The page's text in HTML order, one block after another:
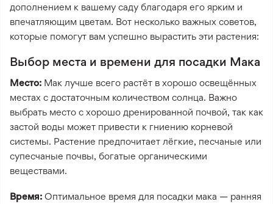
дополнением к вашему саду благодаря его ярким и
впечатляющим цветам. Вот несколько важных советов,
которые помогут вам успешно вырастить эти растения:
Выбор места и времени для посадки Мака
Место: Мак лучше всего растёт в хорошо освещённых
местах с достаточным количеством солнца. Важно
выбрать место с хорошо дренированной почвой, так как
застой воды может привести к гниению корневой
системы. Растение предпочитает лёгкие, песчаные или
супесчаные почвы, богатые органическими
веществами.
Время: Оптимальное время для посадки мака — ранняя